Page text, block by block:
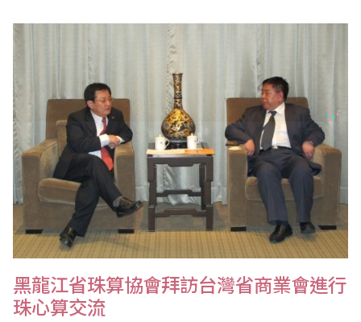
會楊程焰駐會執行委員等協助下，查閱文獻並提供相關資料。曹教
授畢業於美國麻省理工學院，在賓州州立大學取得歷史和社會學博
士，目前在新加坡大學亞洲研究中心..
黑龍江省珠算協會拜訪台灣省商業會進行
珠心算交流